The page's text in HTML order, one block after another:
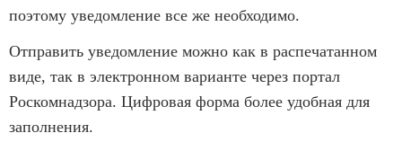
поэтому уведомление все же необходимо.
Отправить уведомление можно как в распечатанном
виде, так в электронном варианте через портал
Роскомнадзора. Цифровая форма более удобная для
заполнения.